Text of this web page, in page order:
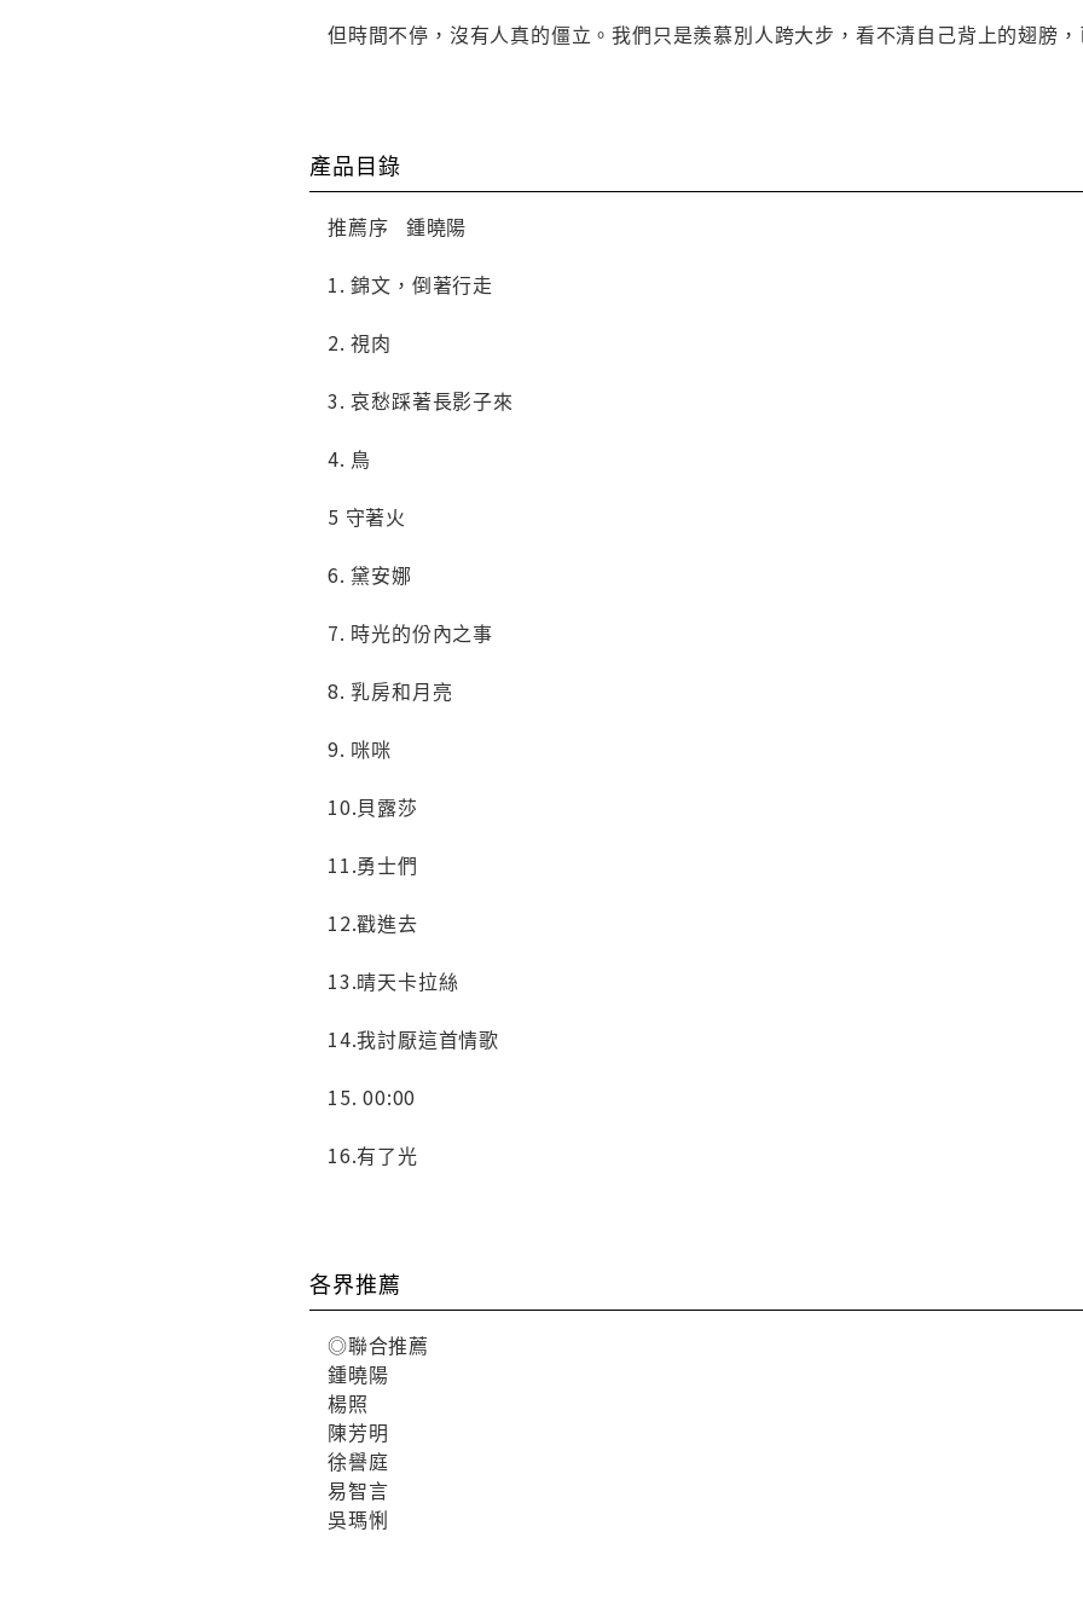
但時間不停，沒有人真的僵立。我們只是羨慕別人跨大步，看不清自己背上的翅膀，
產品目錄
推薦序 鍾曉陽
1. 錦文，倒著行走
2. 視肉
3. 哀愁踩著長影子來
4. 鳥
5 守著火
6. 黛安娜
7. 時光的份內之事
8. 乳房和月亮
9. 咪咪
10.貝露莎
11.勇士們
12.戳進去
13.晴天卡拉絲
14.我討厭這首情歌
15. 00:00
16.有了光
各界推薦
◎聯合推薦
鍾曉陽
楊照
陳芳明
徐譽庭
易智言
吳瑪悧